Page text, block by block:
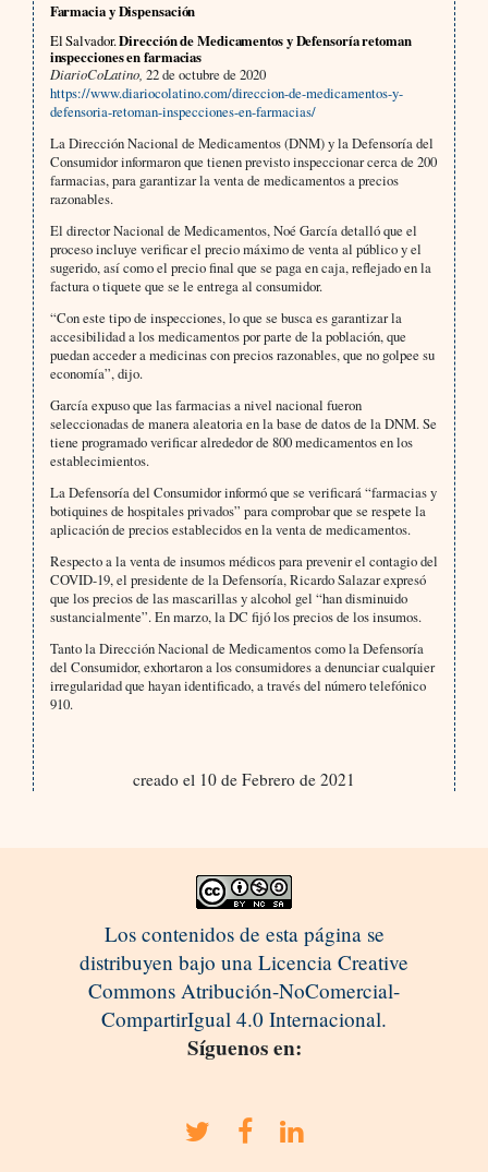
Farmacia y Dispensación
El Salvador.Dirección de Medicamentos y Defensoría retoman
inspecciones en farmacias
DiarioCoLatino, 22 de octubre de 2020
https://www.diariocolatino.com/direccion-de-medicamentos-y-
defensoria-retoman-inspecciones-en-farmacias/
La Dirección Nacional de Medicamentos (DNM) y la Defensoría del
Consumidor informaron que tienen previsto inspeccionar cerca de 200
farmacias, para garantizar la venta de medicamentos a precios
razonables.
El director Nacional de Medicamentos, Noé García detalló que el
proceso incluye verificar el precio máximo de venta al público y el
sugerido, así como el precio final que se paga en caja, reflejado en la
factura o tiquete que se le entrega al consumidor.
“Con este tipo de inspecciones, lo que se busca es garantizar la
accesibilidad a los medicamentos por parte de la población, que
puedan acceder a medicinas con precios razonables, que no golpee su
economía”, dijo.
García expuso que las farmacias a nivel nacional fueron
seleccionadas de manera aleatoria en la base de datos de la DNM. Se
tiene programado verificar alrededor de 800 medicamentos en los
establecimientos.
La Defensoría del Consumidor informó que se verificará “farmacias y
botiquines de hospitales privados” para comprobar que se respete la
aplicación de precios establecidos en la venta de medicamentos.
Respecto a la venta de insumos médicos para prevenir el contagio del
COVID-19, el presidente de la Defensoría, Ricardo Salazar expresó
que los precios de las mascarillas y alcohol gel “han disminuido
sustancialmente”. En marzo, la DC fijó los precios de los insumos.
Tanto la Dirección Nacional de Medicamentos como la Defensoría
del Consumidor, exhortaron a los consumidores a denunciar cualquier
irregularidad que hayan identificado, a través del número telefónico
910.
creado el 10 de Febrero de 2021
Los contenidos de esta página se
distribuyen bajo una Licencia Creative
Commons Atribución-NoComercial-
CompartirIgual 4.0 Internacional.
Síguenos en: